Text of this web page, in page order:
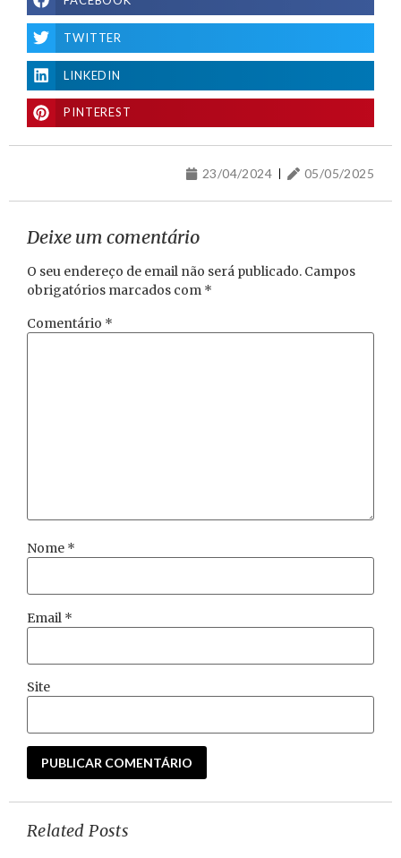
TWITTER
LINKEDIN
PINTEREST
23/04/2024 05/05/2025
Deixe um comentário
O seu endereço de email não será publicado. Campos
obrigatórios marcados com *
Comentário *
Nome *
Email *
Site
Related Posts